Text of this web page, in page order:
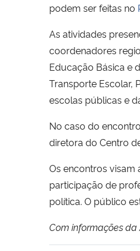
podem ser feitas no
As atividades
coordenadores
Educação Básica e
Transporte Escolar,
escolas públicas e
No caso do
diretora do Centro
Os encontros
participação de
política. O público
Com informações